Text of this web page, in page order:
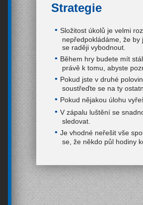
Strategie
Složitost úkolů je velmi
nepředpokládáme, že
se raději vybodnout.
Během hry budete mít
právě k tomu, abyste
Pokud jste v druhé
soustřeďte se na ty
Pokud nějakou úlohu
V zápalu luštění se
sledovat.
Je vhodné neřešit vše
se, že někdo půl hodiny